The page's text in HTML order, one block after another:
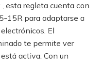
esta regleta cuenta con
15R para adaptarse a
El
te permite ver
activa. Con un